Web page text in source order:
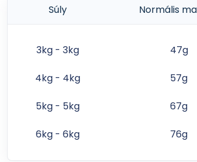
Súly Normális
3kg - 3kg 47g
4kg - 4kg 57g
5kg - 5kg 67g
6kg - 6kg 76g